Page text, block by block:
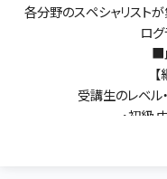
各分野のスペシャリスト
ロ
■
受講生のレベル
・初級.